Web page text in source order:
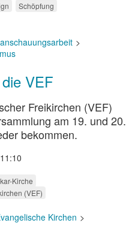
Schöpfung
VEF
Freikirchen (VEF)
am 19. und 20.
bekommen.
Kirche
(VEF)
Kirchen